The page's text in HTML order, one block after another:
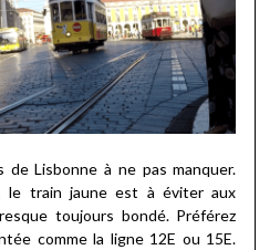
de Lisbonne à ne pas manquer.
le train jaune est à éviter aux
toujours bondé. Préférez
comme la ligne 12E ou 15E.